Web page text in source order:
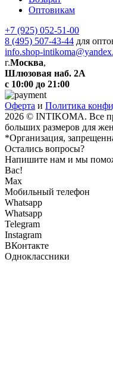
Оптовикам
+7 (925) 052-51-00
8 (495) 507-43-44 для
info.shop-
г.Москва,
Шлюзовая наб. 2А
с 10:00 до 21:00
Оферта и Политика
2026 © INTIKOMA. Все
больших размеров для
*Организация,
Остались вопросы?
Напишите нам и мы
Вас!
Max
Мобильный телефон
Whatsapp
Whatsapp
Telegram
Instagram
ВКонтакте
Одноклассники